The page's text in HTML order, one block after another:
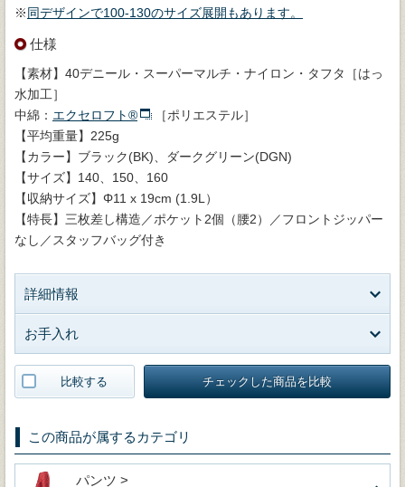
※同デザインで100-130のサイズ展開もあります。
仕様
【素材】40デニール・スーパーマルチ・ナイロン・タフタ［はっ
水加工］
中綿： エクセロフト®
［ポリエステル］
【平均重量】225g
【カラー】ブラック(BK)、ダークグリーン(DGN)
【サイズ】140、150、160
【収納サイズ】Φ11 x 19cm (1.9L）
【特長】三枚差し構造／ポケット2個（腰2）／フロントジッパー
なし／スタッフバッグ付き
詳細情報
お手入れ
比較する チェックした商品を比較
この商品が属するカテゴリ
パンツ >